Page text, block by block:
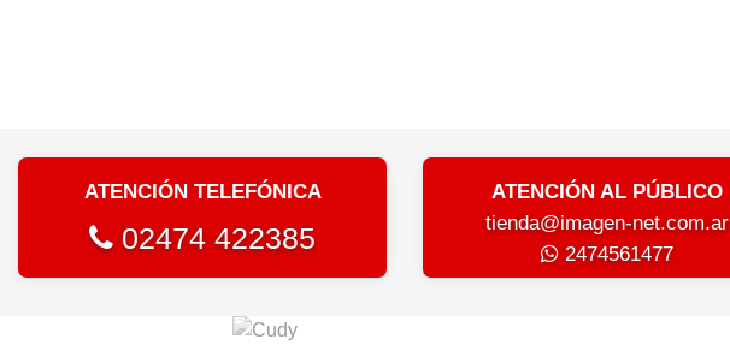
ATENCIÓN TELEFÓNICA
02474 422385
ATENCIÓN AL PÚBLICO
tienda@imagen-net.com.ar
2474561477